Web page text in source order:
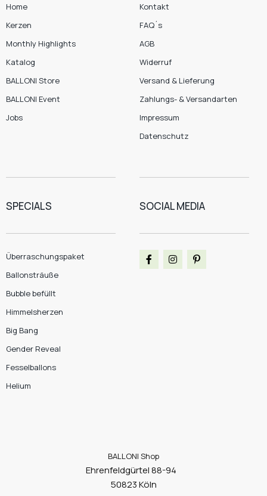
Home
Kerzen
Monthly Highlights
Katalog
BALLONI Store
BALLONI Event
Jobs
Kontakt
FAQ´s
AGB
Widerruf
Versand & Lieferung
Zahlungs- & Versandarten
Impressum
Datenschutz
SPECIALS
Überraschungspaket
Ballonsträuße
Bubble befüllt
Himmelsherzen
Big Bang
Gender Reveal
Fesselballons
Helium
SOCIAL MEDIA
BALLONI Shop
Ehrenfeldgürtel 88-94
50823 Köln